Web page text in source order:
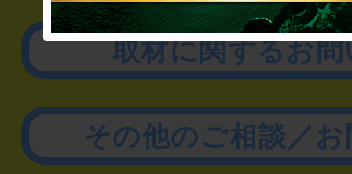
取材に関するお
その他のご相談／